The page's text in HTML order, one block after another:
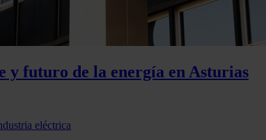
y futuro de la energía en Asturias